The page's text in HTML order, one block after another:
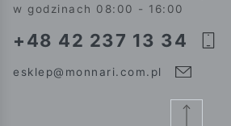
w godzinach 08:00 - 16:00
+48 42 237 13 34
esklep@monnari.com.pl